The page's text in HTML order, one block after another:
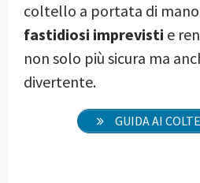
coltello a portata di
fastidiosi imprevisti e
non solo più sicura ma
divertente.
GUIDA AI